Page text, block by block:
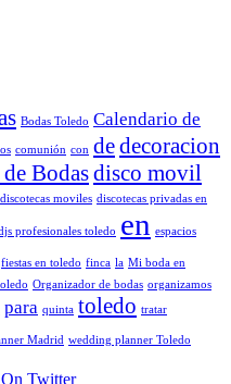
Bodas Toledo Calendario de
comunión con dedecoracion
Bodasdisco movil
discotecas moviles discotecas privadas en
profesionales toledo en espacios
fiestas en toledo finca la Mi boda en
Organizador de bodas organizamos
para quinta toledo tratar
Madrid wedding planner Toledo